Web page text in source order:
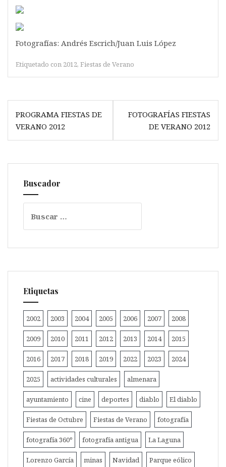
Fotografías: Andrés Escrich/Juan Luis López
Etiquetado con 2012, Fiestas de Verano
de
entradas
PROGRAMA FIESTAS DE
VERANO 2012
FOTOGRAFÍAS FIESTAS
DE VERANO 2012
Buscador
Etiquetas
2002 2003 2004 2005 2006 2007 2008
2009 2010 2011 2012 2013 2014 2015
2016 2017 2018 2019 2022 2023 2024
2025 actividades culturales almenara
ayuntamiento cine deportes diablo El diablo
Fiestas de Octubre Fiestas de Verano fotografía
fotografía 360º fotografía antigua La Laguna
Lorenzo García minas Navidad Parque eólico